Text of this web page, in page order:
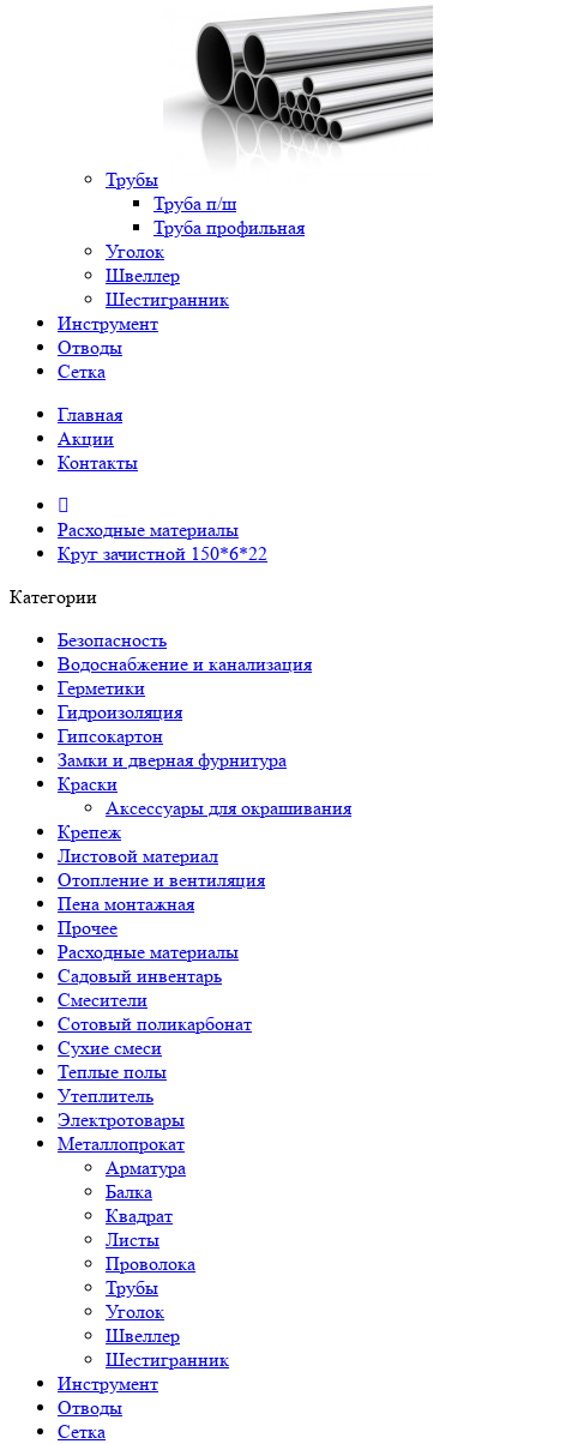
Трубы
Труба п/ш
Труба профильная
Уголок
Швеллер
Шестигранник
Инструмент
Отводы
Сетка
Главная
Акции
Контакты
Расходные материалы
Круг зачистной 150*6*22
Категории
Безопасность
Водоснабжение и канализация
Герметики
Гидроизоляция
Гипсокартон
Замки и дверная фурнитура
Краски
Аксессуары для окрашивания
Крепеж
Листовой материал
Отопление и вентиляция
Пена монтажная
Прочее
Расходные материалы
Садовый инвентарь
Смесители
Сотовый поликарбонат
Сухие смеси
Теплые полы
Утеплитель
Электротовары
Металлопрокат
Арматура
Балка
Квадрат
Листы
Проволока
Трубы
Уголок
Швеллер
Шестигранник
Инструмент
Отводы
Сетка